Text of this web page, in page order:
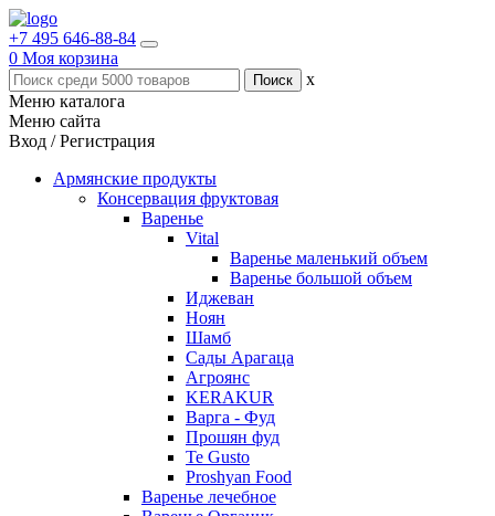
+7 495 646-88-84
0 Моя корзина
x
Меню каталога
Меню сайта
Вход / Регистрация
Армянские продукты
Консервация фруктовая
Варенье
Vital
Варенье маленький объем
Варенье большой объем
Иджеван
Ноян
Шамб
Сады Арагаца
Агроянс
KERAKUR
Варга - Фуд
Прошян фуд
Te Gusto
Proshyan Food
Варенье лечебное